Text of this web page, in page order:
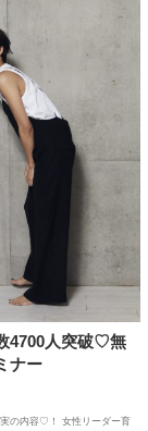
4700人突破♡無
ナー
の内容♡！ 女性リーダー育